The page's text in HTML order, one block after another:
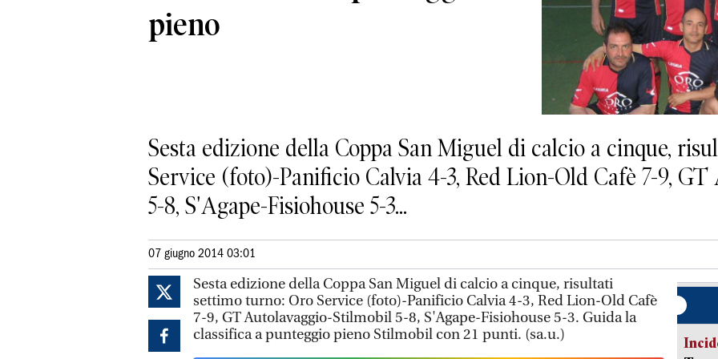
pieno
Sesta edizione della Coppa San Miguel di calcio a cinque,
Service (foto)-Panificio Calvia 4-3, Red Lion-Old Cafè 7-9,
5-8, S'Agape-Fisiohouse 5-3...
07 giugno 2014 03:01
Sesta edizione della Coppa San Miguel di calcio a cinque, risultati
settimo turno: Oro Service (foto)-Panificio Calvia 4-3, Red Lion-Old Cafè
7-9, GT Autolavaggio-Stilmobil 5-8, S'Agape-Fisiohouse 5-3. Guida la
classifica a punteggio pieno Stilmobil con 21 punti. (sa.u.)